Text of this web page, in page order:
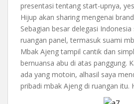
presentasi tentang start-upnya,
Hijup akan sharing mengenai
Sebagian besar delegasi
ruangan panel, termasuk suami
Mbak Ajeng tampil cantik dan
bernuansa abu di atas panggung.
ada yang motoin, alhasil saya
pribadi mbak Ajeng di ruangan itu.